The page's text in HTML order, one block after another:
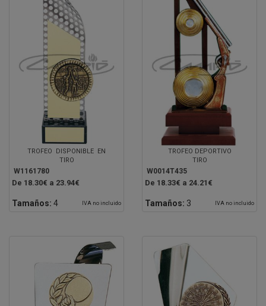
TROFEO DISPONIBLE EN
TIRO
W1161780
De 18.30€ a 23.94€
Tamaños: 4 IVA no incluido
TROFEO DEPORTIVO
TIRO
W0014T435
De 18.33€ a 24.21€
Tamaños: 3 IVA no incluido